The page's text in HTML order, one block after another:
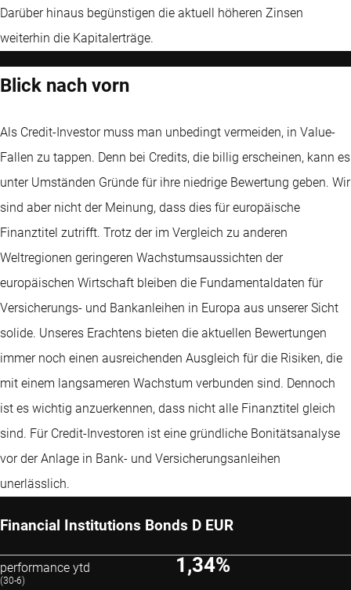
Darüber hinaus begünstigen die aktuell höheren Zinsen
weiterhin die Kapitalerträge.
Blick nach vorn
Als Credit-Investor muss man unbedingt vermeiden, in Value-
Fallen zu tappen. Denn bei Credits, die billig erscheinen, kann es
unter Umständen Gründe für ihre niedrige Bewertung geben. Wir
sind aber nicht der Meinung, dass dies für europäische
Finanztitel zutrifft. Trotz der im Vergleich zu anderen
Weltregionen geringeren Wachstumsaussichten der
europäischen Wirtschaft bleiben die Fundamentaldaten für
Versicherungs- und Bankanleihen in Europa aus unserer Sicht
solide. Unseres Erachtens bieten die aktuellen Bewertungen
immer noch einen ausreichenden Ausgleich für die Risiken, die
mit einem langsameren Wachstum verbunden sind. Dennoch
ist es wichtig anzuerkennen, dass nicht alle Finanztitel gleich
sind. Für Credit-Investoren ist eine gründliche Bonitätsanalyse
vor der Anlage in Bank- und Versicherungsanleihen
unerlässlich.
Financial Institutions Bonds D EUR
performance ytd
(30-6)
1,34%